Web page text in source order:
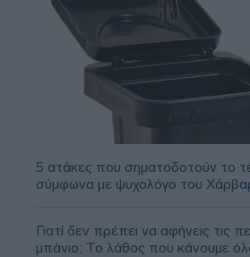
5 ατάκες που σηματοδοτούν το
σύμφωνα με ψυχολόγο του
Γιατί δεν πρέπει να αφήνεις τις
μπάνιο; Το λάθος που κάνουμε